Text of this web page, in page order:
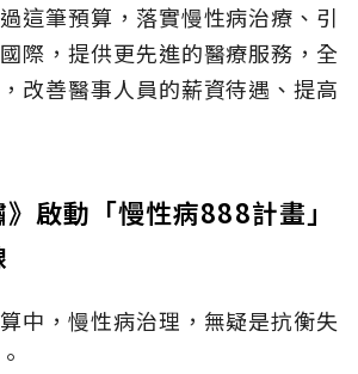
這筆預算，落實慢性病治療、引
際，提供更先進的醫療服務，全
改善醫事人員的薪資待遇、提高
啟動「慢性病888計畫」
中，慢性病治理，無疑是抗衡失